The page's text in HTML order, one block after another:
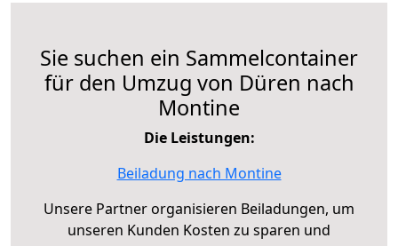
Sie suchen ein Sammelcontainer
für den Umzug von Düren nach
Montine
Die Leistungen:
Beiladung nach Montine
Unsere Partner organisieren Beiladungen, um
unseren Kunden Kosten zu sparen und